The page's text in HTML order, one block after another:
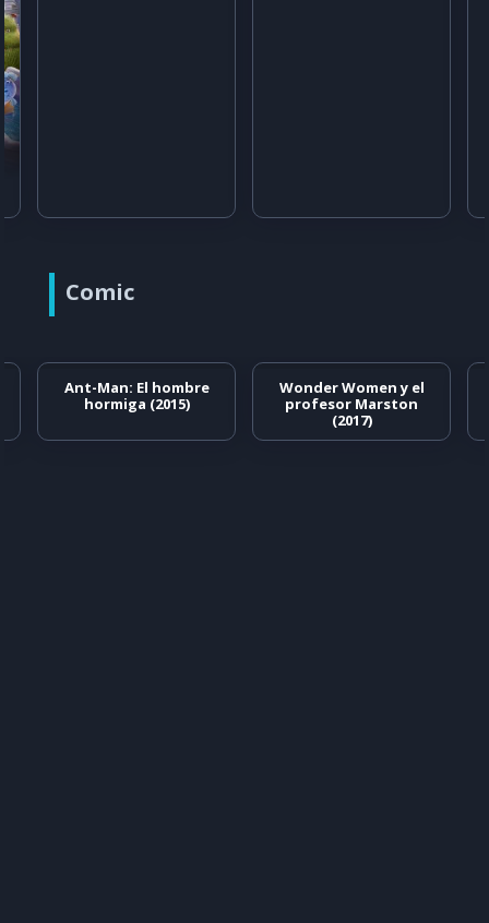
Comic
Ant-Man: El hombre
hormiga (2015)
Wonder Women y el
profesor Marston
(2017)